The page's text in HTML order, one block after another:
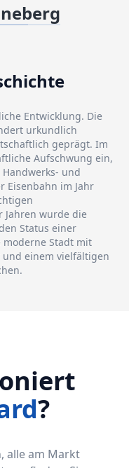
Entwicklung. Die
urkundlich
geprägt. Im
Aufschwung ein,
und
Eisenbahn im Jahr
Jahren wurde die
Status einer
moderne Stadt mit
einem vielfältigen
?
alle am Markt